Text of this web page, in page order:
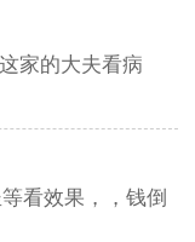
家的大夫看病
看效果，，钱倒